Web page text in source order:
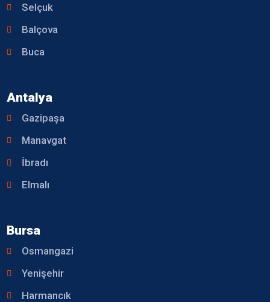
Selçuk
Balçova
Buca
Antalya
Gazipaşa
Manavgat
İbradı
Elmalı
Bursa
Osmangazi
Yenişehir
Harmancık